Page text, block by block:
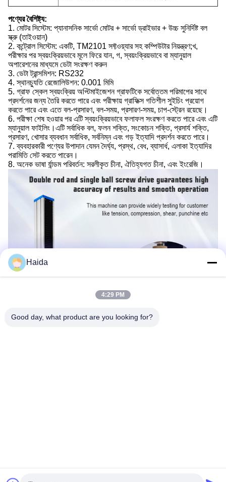
পণ্যের বৈশিষ্ট্য:
1. মোটর সিস্টেম: প্যানাসনিক সার্ভো মোটর + সার্ভো ড্রাইভার + উচ্চ সুনির্দিষ্ট বল
স্ক্রু (তাইওয়ান)
2. কন্ট্রোল সিস্টেম: একটি, TM2101 সফ্টওয়্যার সহ কম্পিউটার নিয়ন্ত্রণ;খ,
পরীক্ষার পর স্বয়ংক্রিয়ভাবে মূলে ফিরে যান, গ, স্বয়ংক্রিয়ভাবে বা ম্যানুয়াল
অপারেশনের মাধ্যমে ডেটা সংরক্ষণ করুন
3. ডেটা ট্রান্সমিশন: RS232
4. স্থানচ্যুতি রেজোলিউশন: 0.001 মিমি
5. গ্রাফ স্কেল স্বয়ংক্রিয় অপ্টিমাইজেশন গ্রাফটিকে সর্বোত্তম পরিমাপের সাথে
প্রদর্শনের জন্য তৈরি করতে পারে এবং পরীক্ষায় গ্রাফিক্স গতিশীল সুইচিং প্রয়োগ
করতে পারে এবং এতে বল-প্রসারণ, বল-সময়, প্রসারণ-সময়, চাপ-স্ট্রেন রয়েছে।
6. পরীক্ষা শেষ হওয়ার পর এটি স্বয়ংক্রিয়ভাবে ফলাফল সংরক্ষণ করতে পারে এবং এটি
ম্যানুয়াল ফাইলিং।এটি সর্বাধিক বল, ফলন শক্তি, সংকোচন শক্তি, প্রসার্য শক্তি,
প্রসারণ, খোসার ব্যবধান সর্বাধিক, সর্বনিম্ন এবং গড় ইত্যাদি প্রদর্শন করতে পারে।
7. ব্যবহারকারী পণ্যের উপাদান যেমন দৈর্ঘ্য, প্রস্থ, বেধ, ব্যাসার্ধ, এলাকা ইত্যাদির
পরামিতি সেট করতে পারেন।
8. অনেক ভাষা র্যান্ডম পরিবর্তন: সরলীকৃত চীনা, ঐতিহ্যগত চীনা, এবং ইংরেজি।
Haida
4:29 PM
Good day, what product are you looking for?